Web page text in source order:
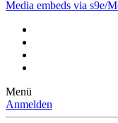
Media embeds via s9e/
Menü
Anmelden